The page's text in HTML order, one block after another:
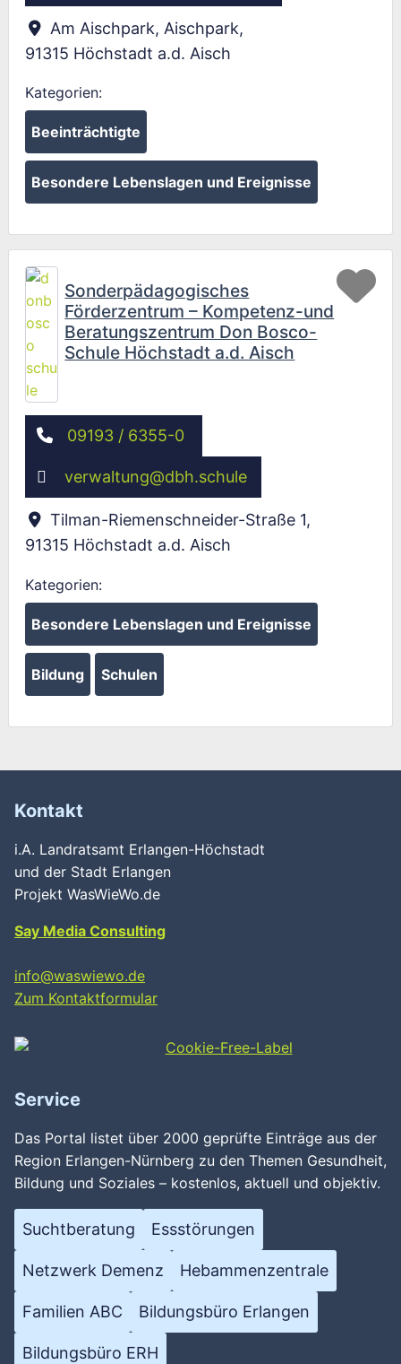
Am Aischpark, Aischpark,
91315 Höchstadt a.d. Aisch
Kategorien:
Beeinträchtigte
Besondere Lebenslagen und Ereignisse
Sonderpädagogisches
Förderzentrum – Kompetenz-und
Beratungszentrum Don Bosco-
Schule Höchstadt a.d. Aisch
09193 / 6355-0
verwaltung@dbh.schule
Tilman-Riemenschneider-Straße 1,
91315 Höchstadt a.d. Aisch
Kategorien:
Besondere Lebenslagen und Ereignisse
Bildung Schulen
Wird geladen …
Kontakt
i.A. Landratsamt Erlangen-Höchstadt
und der Stadt Erlangen
Projekt WasWieWo.de
Say Media Consulting
info@waswiewo.de
Zum Kontaktformular
Service
Das Portal listet über 2000 geprüfte Einträge aus der
Region Erlangen-Nürnberg zu den Themen Gesundheit,
Bildung und Soziales – kostenlos, aktuell und objektiv.
Suchtberatung Essstörungen
Netzwerk Demenz Hebammenzentrale
Familien ABC Bildungsbüro Erlangen
Bildungsbüro ERH